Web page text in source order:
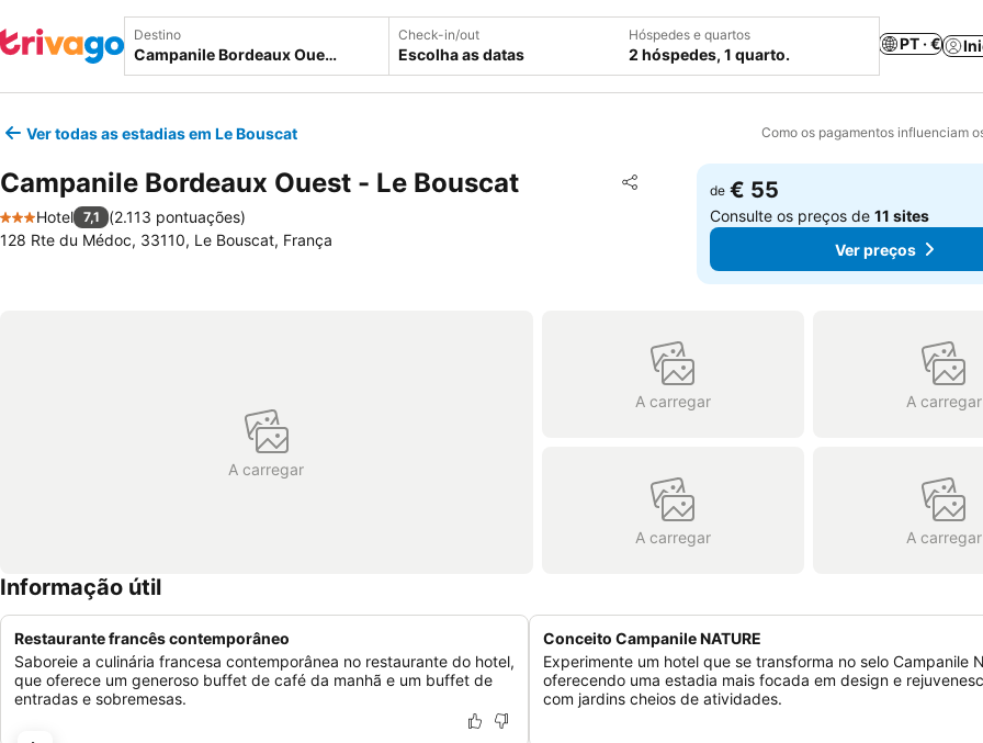
Destino Check-in/out
Escolha as datas
Hóspedes e quartos
2 hóspedes, 1 quarto.
PT · €
Ver todas as estadias em Le Bouscat Como os pagamentos influenciam
Campanile Bordeaux Ouest - Le Bouscat Partilhar
Adicionar aos favoritos
3 Estrelas
Hotel 7,1 (2.113 pontuações)
128 Rte du Médoc, 33110, Le Bouscat, França
de € 55
Consulte os preços de11 sites
Ver preços
A carregar
A carregar A carregar
A carregar A carregar
Informação útil
Restaurante francês contemporâneo
Saboreie a culinária francesa contemporânea no restaurante do hotel,
que oferece um generoso buffet de café da manhã e um buffet de
entradas e sobremesas.
Conceito Campanile NATURE
Experimente um hotel que se transforma no selo Campanile
oferecendo uma estadia mais focada em design e
com jardins cheios de atividades.